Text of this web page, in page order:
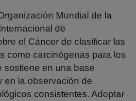
Mundial de la
de
el Cáncer de clasificar las
como carcinógenas para los
sostiene en una base
en la observación de
consistentes. Adoptar